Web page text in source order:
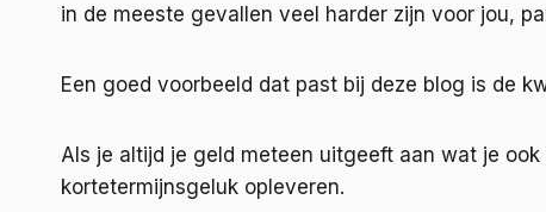
in de meeste gevallen veel harder zijn voor jou,
Een goed voorbeeld dat past bij deze blog is de
Als je altijd je geld meteen uitgeeft aan wat je
kortetermijnsgeluk opleveren.